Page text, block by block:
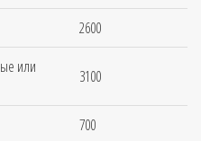
2600
или
3100
700